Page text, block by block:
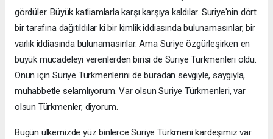
gördüler. Büyük katliamlarla karşı karşıya kaldılar. Suriye'nin dört
bir tarafına dağıtıldılar ki bir kimlik iddiasında bulunamasınlar, bir
varlık iddiasında bulunamasınlar. Ama Suriye özgürleşirken en
büyük mücadeleyi verenlerden birisi de Suriye Türkmenleri oldu.
Onun için Suriye Türkmenlerini de buradan sevgiyle, saygıyla,
muhabbetle selamlıyorum. Var olsun Suriye Türkmenleri, var
olsun Türkmenler, diyorum.
Bugün ülkemizde yüz binlerce Suriye Türkmeni kardeşimiz var.